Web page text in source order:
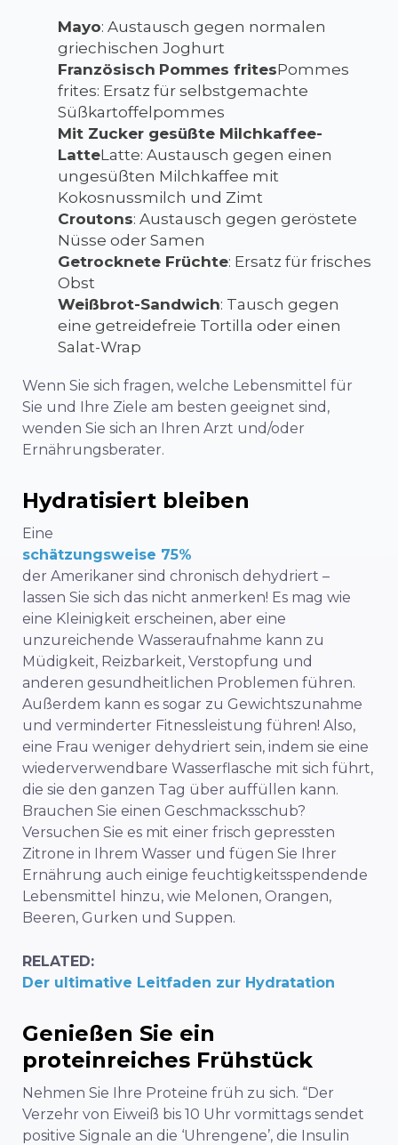
Mayo: Austausch gegen normalen
griechischen Joghurt
Französisch Pommes fritesPommes
frites: Ersatz für selbstgemachte
Süßkartoffelpommes
Mit Zucker gesüßte Milchkaffee-
LatteLatte: Austausch gegen einen
ungesüßten Milchkaffee mit
Kokosnussmilch und Zimt
Croutons: Austausch gegen geröstete
Nüsse oder Samen
Getrocknete Früchte: Ersatz für frisches
Obst
Weißbrot-Sandwich: Tausch gegen
eine getreidefreie Tortilla oder einen
Salat-Wrap
Wenn Sie sich fragen, welche Lebensmittel für
Sie und Ihre Ziele am besten geeignet sind,
wenden Sie sich an Ihren Arzt und/oder
Ernährungsberater.
Hydratisiert bleiben
Eine
schätzungsweise 75%
der Amerikaner sind chronisch dehydriert –
lassen Sie sich das nicht anmerken! Es mag wie
eine Kleinigkeit erscheinen, aber eine
unzureichende Wasseraufnahme kann zu
Müdigkeit, Reizbarkeit, Verstopfung und
anderen gesundheitlichen Problemen führen.
Außerdem kann es sogar zu Gewichtszunahme
und verminderter Fitnessleistung führen! Also,
eine Frau weniger dehydriert sein, indem sie eine
wiederverwendbare Wasserflasche mit sich führt,
die sie den ganzen Tag über auffüllen kann.
Brauchen Sie einen Geschmacksschub?
Versuchen Sie es mit einer frisch gepressten
Zitrone in Ihrem Wasser und fügen Sie Ihrer
Ernährung auch einige feuchtigkeitsspendende
Lebensmittel hinzu, wie Melonen, Orangen,
Beeren, Gurken und Suppen.
RELATED:
Der ultimative Leitfaden zur Hydratation
Genießen Sie ein
proteinreiches Frühstück
Nehmen Sie Ihre Proteine früh zu sich. “Der
Verzehr von Eiweiß bis 10 Uhr vormittags sendet
positive Signale an die ‘Uhrengene’, die Insulin